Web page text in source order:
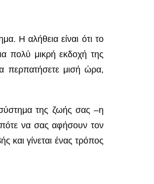
Η αλήθεια είναι ότι το
πολύ μικρή εκδοχή της
περπατήσετε μισή ώρα,
της ζωής σας –η
πότε να σας αφήσουν τον
και γίνεται ένας τρόπος